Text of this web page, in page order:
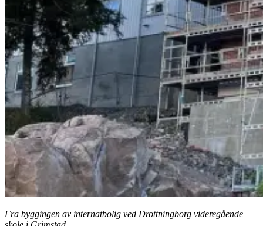
Fra byggingen av internatbolig ved Drottningborg videregående